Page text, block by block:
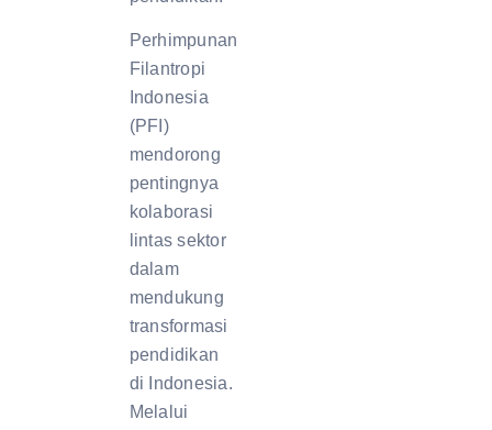
Perhimpunan
Filantropi
Indonesia
(PFI)
mendorong
pentingnya
kolaborasi
lintas sektor
dalam
mendukung
transformasi
pendidikan
di Indonesia.
Melalui